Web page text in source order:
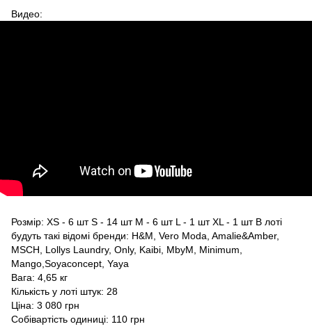
Видео:
Розмір: XS - 6 шт S - 14 шт M - 6 шт L - 1 шт XL - 1 шт В лоті
будуть такі відомі бренди: H&M, Vero Moda, Amalie&Amber,
MSCH, Lollys Laundry, Only, Kaibi, MbyM, Minimum,
Mango,Soyaconcept, Yaya
Вага: 4,65 кг
Кількість у лоті штук: 28
Ціна: 3 080 грн
Собівартість одиниці: 110 грн